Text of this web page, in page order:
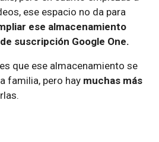
ese espacio no da para
ese almacenamiento
suscripción Google One.
que ese almacenamiento se
familia, pero hay muchas más